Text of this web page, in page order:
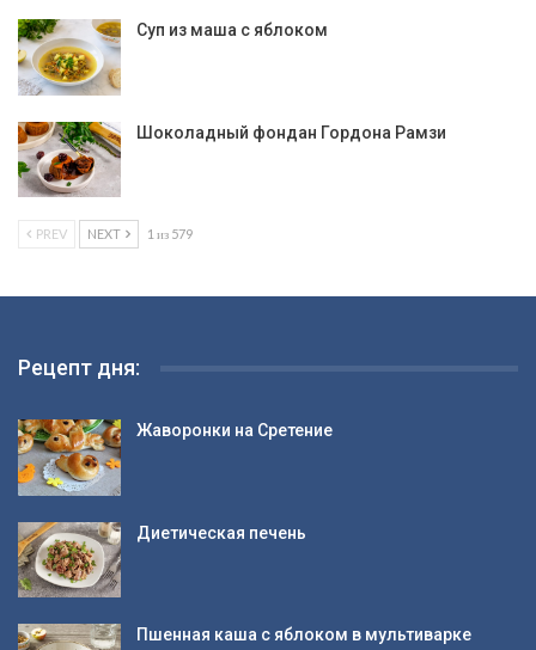
Суп из маша с яблоком
Шоколадный фондан Гордона Рамзи
PREV NEXT 1 из 579
Рецепт дня:
Жаворонки на Сретение
Диетическая печень
Пшенная каша с яблоком в мультиварке